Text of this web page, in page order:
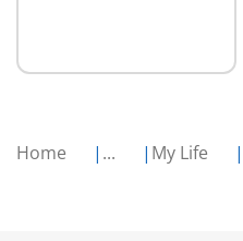
Home ... My Life